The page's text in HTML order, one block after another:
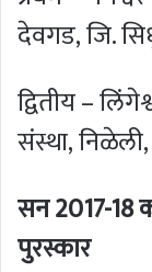
देवगड, जि.
द्वितीय –
संस्था,
सन 2017-18
पुरस्कार